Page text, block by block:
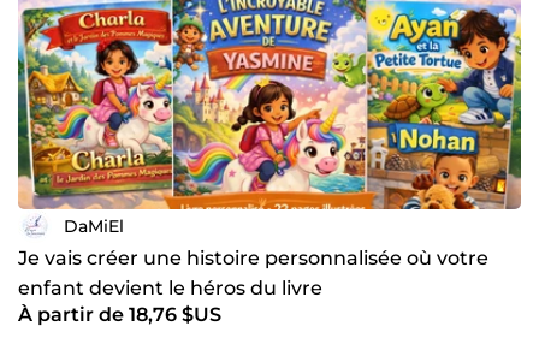
DaMiEl
Je vais créer une histoire personnalisée où votre
enfant devient le héros du livre
À partir de 18,76 $US